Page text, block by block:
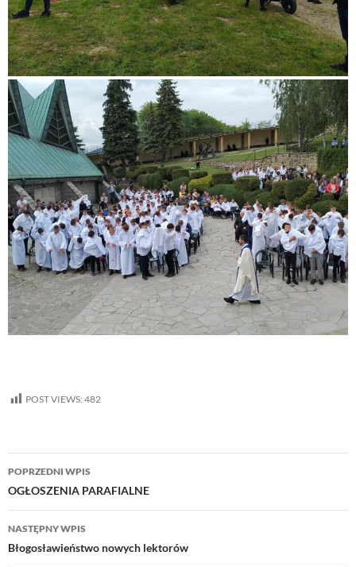
POST VIEWS: 482
Nawigacja
wpisu
POPRZEDNI WPIS
OGŁOSZENIA PARAFIALNE
NASTĘPNY WPIS
Błogosławieństwo nowych lektorów